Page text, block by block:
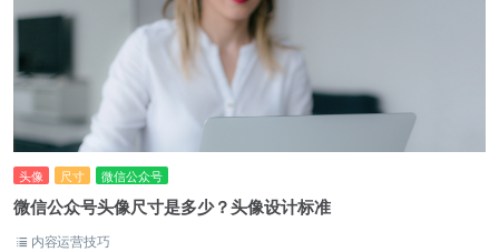
头像 尺寸 微信公众号
微信公众号头像尺寸是多少？头像设计标准
内容运营技巧